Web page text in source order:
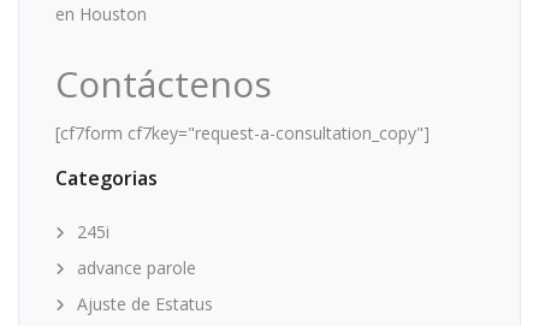
en Houston
Contáctenos
[cf7form cf7key="request-a-consultation_copy"]
Categorias
245i
advance parole
Ajuste de Estatus